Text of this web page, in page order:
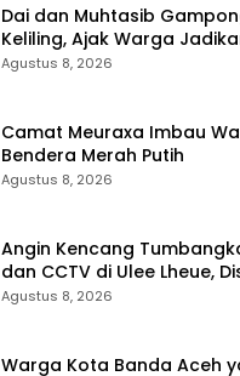
Dai dan Muhtasib
Keliling, Ajak Warga
Terapi Hati
Agustus 8, 2026
Camat Meuraxa Imbau
Bendera Merah Putih
Agustus 8, 2026
Angin Kencang
dan CCTV di Ulee Lheue,
Lakukan Penanganan Cepat
Agustus 8, 2026
Warga Kota Banda Aceh